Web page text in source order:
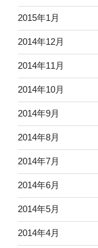
2015年1月
2014年12月
2014年11月
2014年10月
2014年9月
2014年8月
2014年7月
2014年6月
2014年5月
2014年4月